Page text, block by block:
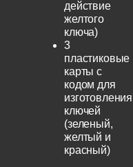
действие
желтого
ключа)
3
пластиковые
карты с
кодом для
изготовления
ключей
(зеленый,
желтый и
красный)